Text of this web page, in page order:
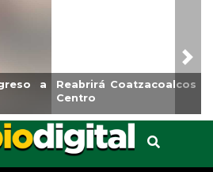
la Alberca Semiolímpica Zona